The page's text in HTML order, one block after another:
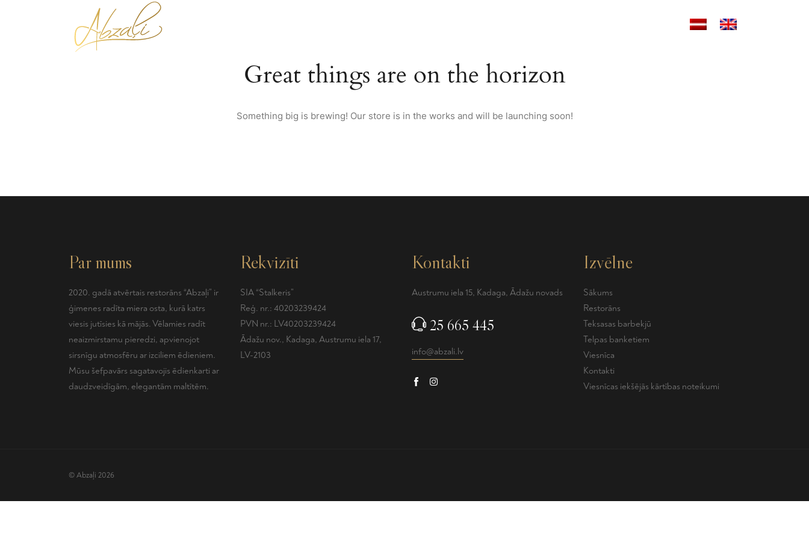
Great things are on the horizon
Something big is brewing! Our store is in the works and will be launching soon!
Par mums
2020. gadā atvērtais restorāns “Abzaļi” ir
ģimenes radīta miera osta, kurā katrs
viesis jutīsies kā mājās. Vēlamies radīt
neaizmirstamu pieredzi, apvienojot
sirsnīgu atmosfēru ar izciliem ēdieniem.
Mūsu šefpavārs sagatavojis ēdienkarti ar
daudzveidīgām, elegantām maltītēm.
Rekvizīti
SIA “Stalkeris”
Reģ. nr.: 40203239424
PVN nr.: LV40203239424
Ādažu nov., Kadaga, Austrumu iela 17,
LV-2103
Kontakti
Austrumu iela 15, Kadaga, Ādažu novads
25 665 445
info@abzali.lv
Izvēlne
Sākums
Restorāns
Teksasas barbekjū
Telpas banketiem
Viesnīca
Kontakti
Viesnīcas iekšējās kārtības noteikumi
© Abzaļi 2026